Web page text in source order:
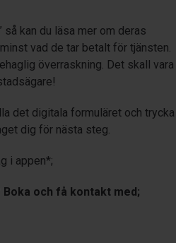
så kan du läsa mer om deras
vad de tar betalt för tjänsten.
överraskning. Det skall vara
det digitala formuläret och trycka
dig för nästa steg.
i appen*;
och få kontakt med;